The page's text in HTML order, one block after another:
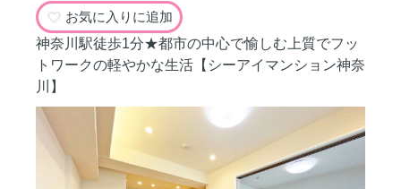
お気に入りに追加
神奈川駅徒歩1分★都市の中心で愉しむ上質でフッ
トワークの軽やかな生活【シーアイマンション神奈
川】